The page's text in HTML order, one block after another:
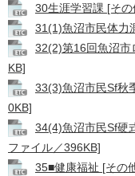
30生涯学習課 [そ
31(1)魚沼市民体力
32(2)第16回魚沼市
KB]
33(3)魚沼市民Sf秋
0KB]
34(4)魚沼市民Sf硬
ファイル／396KB]
35■健康福祉 [その